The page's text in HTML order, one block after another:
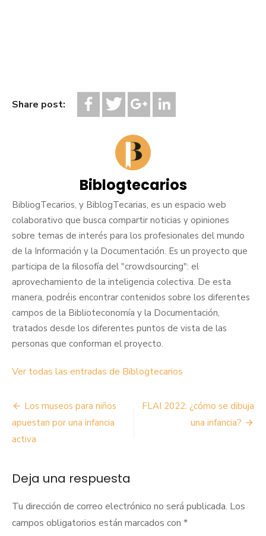
Share post:
Biblogtecarios
BibliogTecarios, y BiblogTecarias, es un espacio web
colaborativo que busca compartir noticias y opiniones
sobre temas de interés para los profesionales del mundo
de la Información y la Documentación. Es un proyecto que
participa de la filosofía del "crowdsourcing": el
aprovechamiento de la inteligencia colectiva. De esta
manera, podréis encontrar contenidos sobre los diferentes
campos de la Biblioteconomía y la Documentación,
tratados desde los diferentes puntos de vista de las
personas que conforman el proyecto.
Ver todas las entradas de Biblogtecarios
Navegación
de
entradas
Los museos para niños
apuestan por una infancia
activa
FLAI 2022: ¿cómo se dibuja
una infancia?
Deja una respuesta
Tu dirección de correo electrónico no será publicada. Los
campos obligatorios están marcados con *